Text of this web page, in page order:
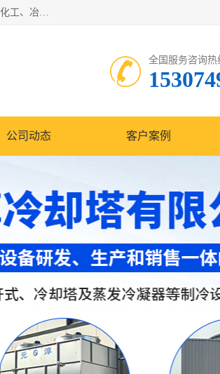
冷却塔广泛应用于工业、电力行业、空调系统等领域。在电力行业中，用于冷却发电机组的循环水；在工业生产中，如化工、冶金等行业，可降低生产过程中产生的热量；在空调系统中，为空调设备提供冷却水源
全国服务咨询热
公司动态 客户案例